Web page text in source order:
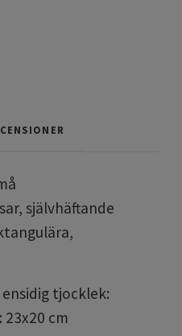
självhäftande
ensidig tjocklek:
cm